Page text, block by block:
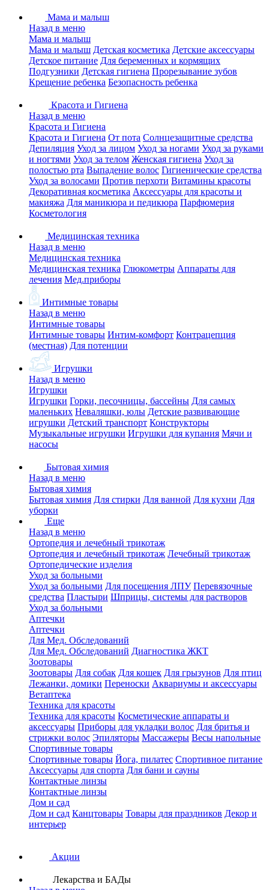
Мама и малыш
Назад в меню
Мама и малыш
Мама и малыш Детская косметика Детские аксессуары
Детское питание Для беременных и кормящих
Подгузники Детская гигиена Прорезывание зубов
Крещение ребенка Безопасность ребенка
Красота и Гигиена
Назад в меню
Красота и Гигиена
Красота и Гигиена От пота Солнцезащитные средства
Депиляция Уход за лицом Уход за ногами Уход за руками
и ногтями Уход за телом Женская гигиена Уход за
полостью рта Выпадение волос Гигиенические средства
Уход за волосами Против перхоти Витамины красоты
Декоративная косметика Аксессуары для красоты и
макияжа Для маникюра и педикюра Парфюмерия
Косметология
Медицинская техника
Назад в меню
Медицинская техника
Медицинская техника Глюкометры Аппараты для
лечения Мед.приборы
Интимные товары
Назад в меню
Интимные товары
Интимные товары Интим-комфорт Контрацепция
(местная) Для потенции
Игрушки
Назад в меню
Игрушки
Игрушки Горки, песочницы, бассейны Для самых
маленьких Неваляшки, юлы Детские развивающие
игрушки Детский транспорт Конструкторы
Музыкальные игрушки Игрушки для купания Мячи и
насосы
Бытовая химия
Назад в меню
Бытовая химия
Бытовая химия Для стирки Для ванной Для кухни Для
уборки
Еще
Назад в меню
Ортопедия и лечебный трикотаж
Ортопедия и лечебный трикотаж Лечебный трикотаж
Ортопедические изделия
Уход за больными
Уход за больными Для посещения ЛПУ Перевязочные
средства Пластыри Шприцы, системы для растворов
Уход за больными
Аптечки
Аптечки
Для Мед. Обследований
Для Мед. Обследований Диагностика ЖКТ
Зоотовары
Зоотовары Для собак Для кошек Для грызунов Для птиц
Лежанки, домики Переноски Аквариумы и аксессуары
Ветаптека
Техника для красоты
Техника для красоты Косметические аппараты и
аксессуары Приборы для укладки волос Для бритья и
стрижки волос Эпиляторы Массажеры Весы напольные
Спортивные товары
Спортивные товары Йога, пилатес Спортивное питание
Аксессуары для спорта Для бани и сауны
Контактные линзы
Контактные линзы
Дом и сад
Дом и сад Канцтовары Товары для праздников Декор и
интерьер
Акции
Лекарства и БАДы